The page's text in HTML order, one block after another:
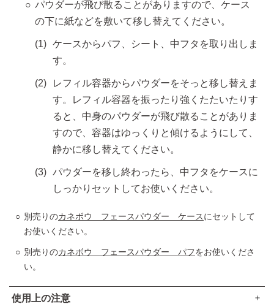
パウダーが飛び散ることがありますので、ケース
の下に紙などを敷いて移し替えてください。
ケースからパフ、シート、中フタを取り出しま
す。
レフィル容器からパウダーをそっと移し替えま
す。レフィル容器を振ったり強くたたいたりす
ると、中身のパウダーが飛び散ることがありま
すので、容器はゆっくりと傾けるようにして、
静かに移し替えてください。
パウダーを移し終わったら、中フタをケースに
しっかりセットしてお使いください。
別売りのカネボウ フェースパウダー ケースにセットして
お使いください。
別売りのカネボウ フェースパウダー パフをお使いくださ
い。
使用上の注意